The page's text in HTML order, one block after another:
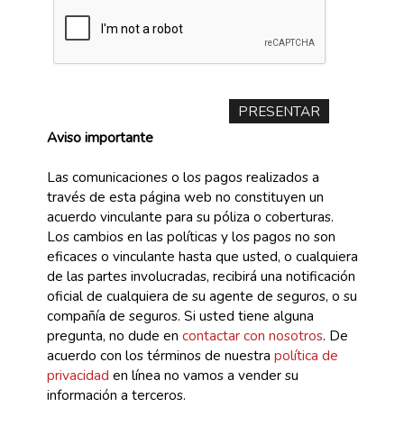
Aviso importante
Las comunicaciones o los pagos realizados a
través de esta página web no constituyen un
acuerdo vinculante para su póliza o coberturas.
Los cambios en las políticas y los pagos no son
eficaces o vinculante hasta que usted, o cualquiera
de las partes involucradas, recibirá una notificación
oficial de cualquiera de su agente de seguros, o su
compañía de seguros. Si usted tiene alguna
pregunta, no dude en contactar con nosotros. De
acuerdo con los términos de nuestra política de
privacidad en línea no vamos a vender su
información a terceros.